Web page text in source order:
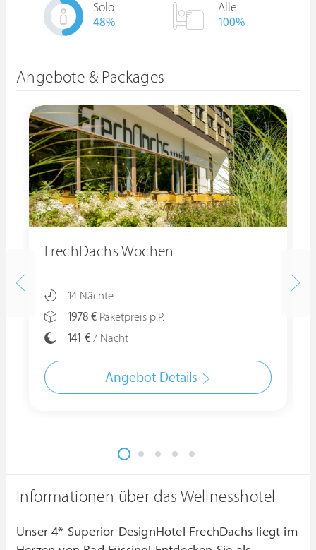
Solo
48%
Alle
100%
Angebote & Packages
FrechDachs Wochen
14 Nächte
1978 € Paketpreis p.P.
141 € / Nacht
Angebot Details
Informationen über das Wellnesshotel
Unser 4* Superior DesignHotel FrechDachs liegt im